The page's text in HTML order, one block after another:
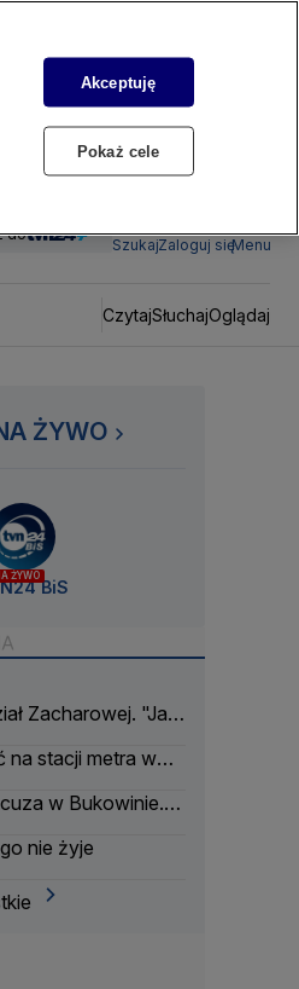
do
SzukajZaloguj sięMenu
CzytajSłuchajOglądaj
ŻYWO
ŻYWO
BiS
Zacharowej. "Jak
na stacji metra w
w Bukowinie.
nie żyje
Akceptuję
Pokaż cele